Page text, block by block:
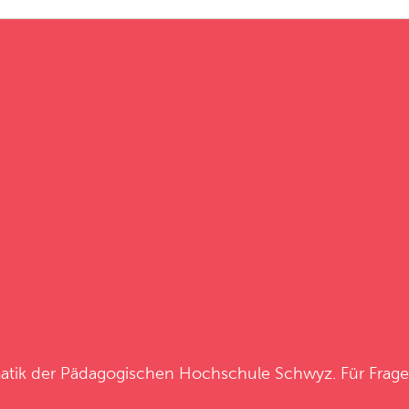
der Pädagogischen Hochschule Schwyz . Für